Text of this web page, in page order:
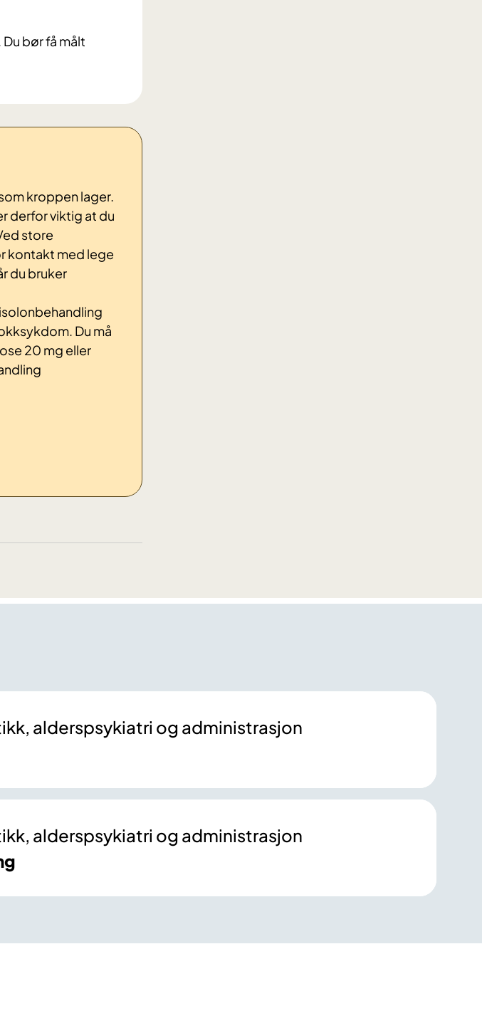
bør få målt
kroppen lager.
derfor viktig at du
store
kontakt med lege
du bruker
Du må
20 mg eller
alderspsykiatri og administrasjon
alderspsykiatri og administrasjon